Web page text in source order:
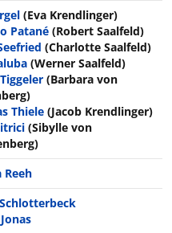
(Eva Krendlinger)
Patané (Robert Saalfeld)
(Charlotte Saalfeld)
(Werner Saalfeld)
(Barbara von
Thiele (Jacob Krendlinger)
(Sibylle von
Reeh